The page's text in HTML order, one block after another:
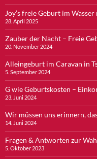
Joy’s freie Geburt im
28. April 2025
Zauber der Nacht – Freie
20. November 2024
Alleingeburt im Caravan in
5. September 2024
G wie Geburtskosten –
23. Juni 2024
Wir müssen uns erinnern,
14. Juni 2024
Fragen & Antworten zur
5. Oktober 2023